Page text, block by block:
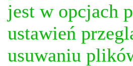
jest w opcjach
ustawień
usuwaniu